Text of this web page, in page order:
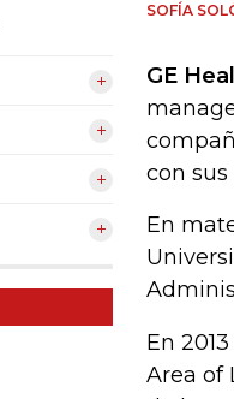
SOFÍA
GE
con
En
En
Area of